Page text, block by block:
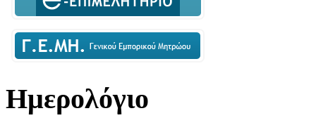
Ημερολόγιο